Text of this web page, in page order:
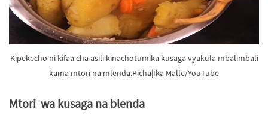
Kipekecho ni kifaa cha asili kinachotumika kusaga vyakula mbalimbali
kama mtori na mlenda.Picha|Ika Malle/YouTube
Mtori wa kusaga na blenda